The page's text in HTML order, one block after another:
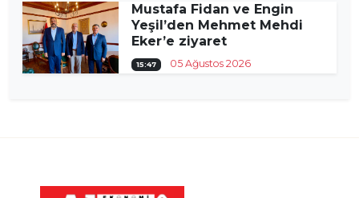
Mustafa Fidan ve Engin
Yeşil’den Mehmet Mehdi
Eker’e ziyaret
15:47 05 Ağustos 2026